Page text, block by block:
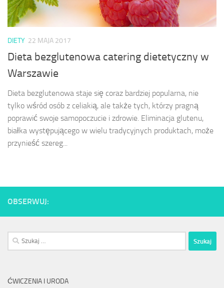
DIETY 22 MAJA 2017
Dieta bezglutenowa catering dietetyczny w
Warszawie
Dieta bezglutenowa staje się coraz bardziej popularna, nie
tylko wśród osób z celiakią, ale także tych, którzy pragną
poprawić swoje samopoczucie i zdrowie. Eliminacja glutenu,
białka występującego w wielu tradycyjnych produktach, może
przynieść szereg...
OBSERWUJ:
Szukaj:
ĆWICZENIA I URODA